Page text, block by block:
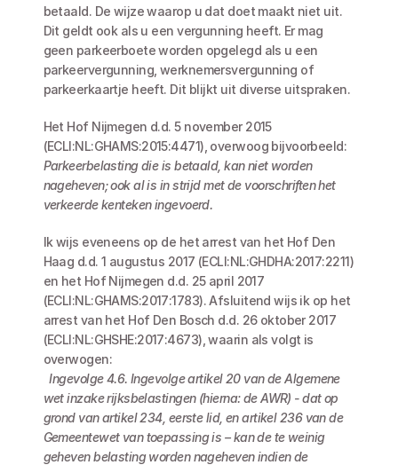
betaald. De wijze waarop u dat doet maakt niet uit.
Dit geldt ook als u een vergunning heeft. Er mag
geen parkeerboete worden opgelegd als u een
parkeervergunning, werknemersvergunning of
parkeerkaartje heeft. Dit blijkt uit diverse uitspraken.
Het Hof Nijmegen d.d. 5 november 2015
Parkeerbelasting die is betaald, kan niet worden
nageheven; ook al is in strijd met de voorschriften het
verkeerde kenteken ingevoerd.
Ik wijs eveneens op de het arrest van het Hof Den
Haag d.d. 1 augustus 2017 (ECLI:NL:GHDHA:2017:2211)
en het Hof Nijmegen d.d. 25 april 2017
(ECLI:NL:GHAMS:2017:1783). Afsluitend wijs ik op het
arrest van het Hof Den Bosch d.d. 26 oktober 2017
(ECLI:NL:GHSHE:2017:4673), waarin als volgt is
overwogen:
Ingevolge 4.6. Ingevolge artikel 20 van de Algemene
wet inzake rijksbelastingen (hierna: de AWR) - dat op
grond van artikel 234, eerste lid, en artikel 236 van de
Gemeentewet van toepassing is – kan de te weinig
geheven belasting worden nageheven indien de